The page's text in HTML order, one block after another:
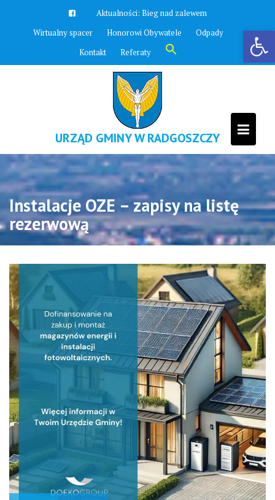
Otwórz pasek narzędzi
Aktualności:Zawyją syreny
Wirtualny spacer
Honorowi Obywatele
Odpady
Kontakt
Referaty Search
for:
Search Button
URZĄD GMINY W RADGOSZCZY
Instalacje OZE – zapisy na listę
rezerwową